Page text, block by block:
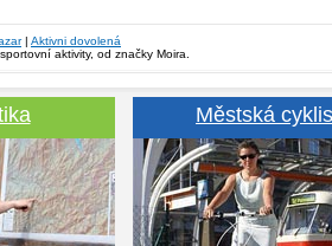
| Aktivni dovolená
aktivity, od značky Moira.
Městská